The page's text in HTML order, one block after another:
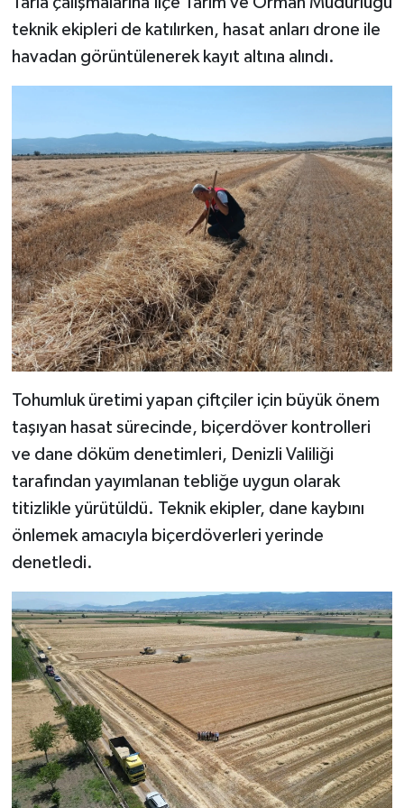
teknik ekipleri de katılırken, hasat anları drone ile
havadan görüntülenerek kayıt altına alındı.
Tohumluk üretimi yapan çiftçiler için büyük önem
taşıyan hasat sürecinde, biçerdöver kontrolleri
ve dane döküm denetimleri, Denizli Valiliği
tarafından yayımlanan tebliğe uygun olarak
titizlikle yürütüldü. Teknik ekipler, dane kaybını
önlemek amacıyla biçerdöverleri yerinde
denetledi.
Video